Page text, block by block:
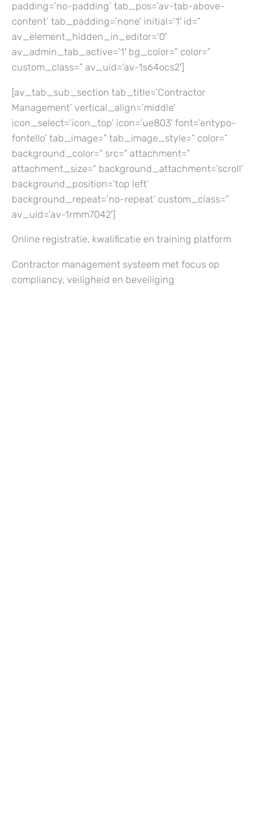
padding=’no-padding’ tab_pos=’av-tab-above-
content’ tab_padding=’none’ initial=’1′ id=”
av_element_hidden_in_editor=’0′
av_admin_tab_active=’1′ bg_color=” color=”
custom_class=” av_uid=’av-1s64ocs2′]
[av_tab_sub_section tab_title=’Contractor
Management’ vertical_align=’middle’
icon_select=’icon_top’ icon=’ue803′ font=’entypo-
fontello’ tab_image=” tab_image_style=” color=”
background_color=” src=” attachment=”
attachment_size=” background_attachment=’scroll’
background_position=’top left’
background_repeat=’no-repeat’ custom_class=”
av_uid=’av-1rmm7042′]
Online registratie, kwalificatie en training platform
Contractor management systeem met focus op
compliancy, veiligheid en beveiliging